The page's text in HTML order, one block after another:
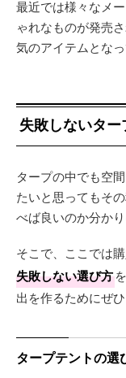
最近では様々なメ
ゃれなものが発売
気のアイテムとなっ
失敗しないタ
タープの中でも空
たいと思ってもそ
べば良いのか分か
そこで、ここでは
失敗しない選び方
出を作るためにぜ
タープテントの選